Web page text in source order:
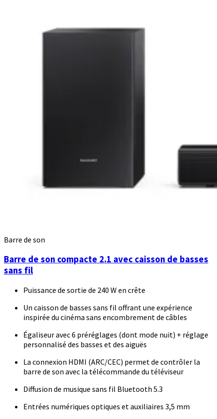
Barre de son
Barre de son compacte 2.1 avec caisson de basses
sans fil
Puissance de sortie de 240 W en crête
Un caisson de basses sans fil offrant une expérience
inspirée du cinéma sans encombrement de câbles
Égaliseur avec 6 préréglages (dont mode nuit) + réglage
personnalisé des basses et des aiguës
La connexion HDMI (ARC/CEC) permet de contrôler la
barre de son avec la télécommande du téléviseur
Diffusion de musique sans fil Bluetooth 5.3
Entrées numériques optiques et auxiliaires 3,5 mm